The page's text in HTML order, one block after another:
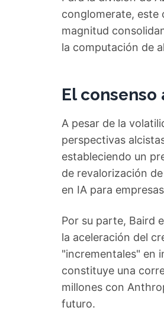
conglomerate, este
magnitud
la computación de
El
A pesar de la
perspectivas
estableciendo un
de revalorización
en IA para
Por su parte, Baird
la aceleración del
"incrementales" en
constituye una
millones con
futuro.